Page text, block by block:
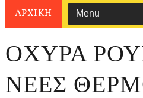
ΑΡΧΙΚΗ
ΟΧΥΡΑ
ΝΕΕΣ